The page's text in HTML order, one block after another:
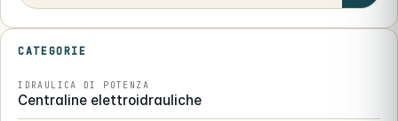
CATEGORIE
IDRAULICA DI POTENZA
Centraline elettroidrauliche